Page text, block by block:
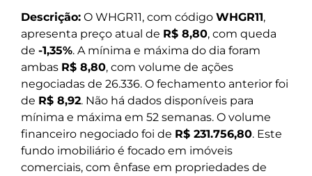
Descrição: O WHGR11, com código WHGR11,
apresenta preço atual de R$ 8,80, com queda
de -1,35%. A mínima e máxima do dia foram
ambas R$ 8,80, com volume de ações
negociadas de 26.336. O fechamento anterior foi
de R$ 8,92. Não há dados disponíveis para
mínima e máxima em 52 semanas. O volume
financeiro negociado foi de R$ 231.756,80. Este
fundo imobiliário é focado em imóveis
comerciais, com ênfase em propriedades de